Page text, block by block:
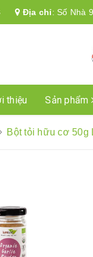
Địa chỉ: Số Nhà
thiệu Sản phẩm
Bột tỏi hữu cơ 50g